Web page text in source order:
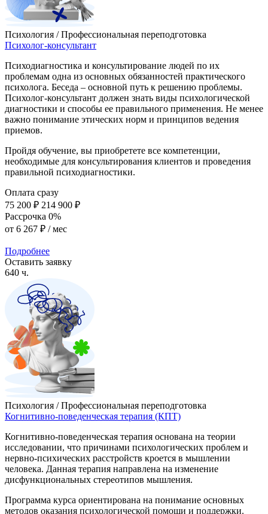
Психология / Профессиональная переподготовка
Психолог-консультант
Психодиагностика и консультирование людей по их
проблемам одна из основных обязанностей практического
психолога. Беседа – основной путь к решению проблемы.
Психолог-консультант должен знать виды психологической
диагностики и способы ее правильного применения. Не менее
важно понимание этических норм и принципов ведения
приемов.
Пройдя обучение, вы приобретете все компетенции,
необходимые для консультирования клиентов и проведения
правильной психодиагностики.
Оплата сразу
75 200 ₽ 214 900 ₽
Рассрочка 0%
от 6 267 ₽ / мес
Подробнее
Оставить заявку
640 ч.
Психология / Профессиональная переподготовка
Когнитивно-поведенческая терапия (КПТ)
Когнитивно-поведенческая терапия основана на теории
исследовании, что причинами психологических проблем и
нервно-психических расстройств кроется в мышлении
человека. Данная терапия направлена на изменение
дисфункциональных стереотипов мышления.
Программа курса ориентирована на понимание основных
методов оказания психологической помощи и поддержки.